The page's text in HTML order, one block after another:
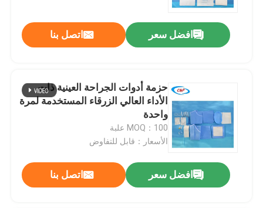
افضل سعر اتصل بنا
حزمة أدوات الجراحة العينية ذات
الأداء العالي الزرقاء المستخدمة لمرة
واحدة
MOQ：100 علبة
الأسعار：قابل للتفاوض
افضل سعر اتصل بنا